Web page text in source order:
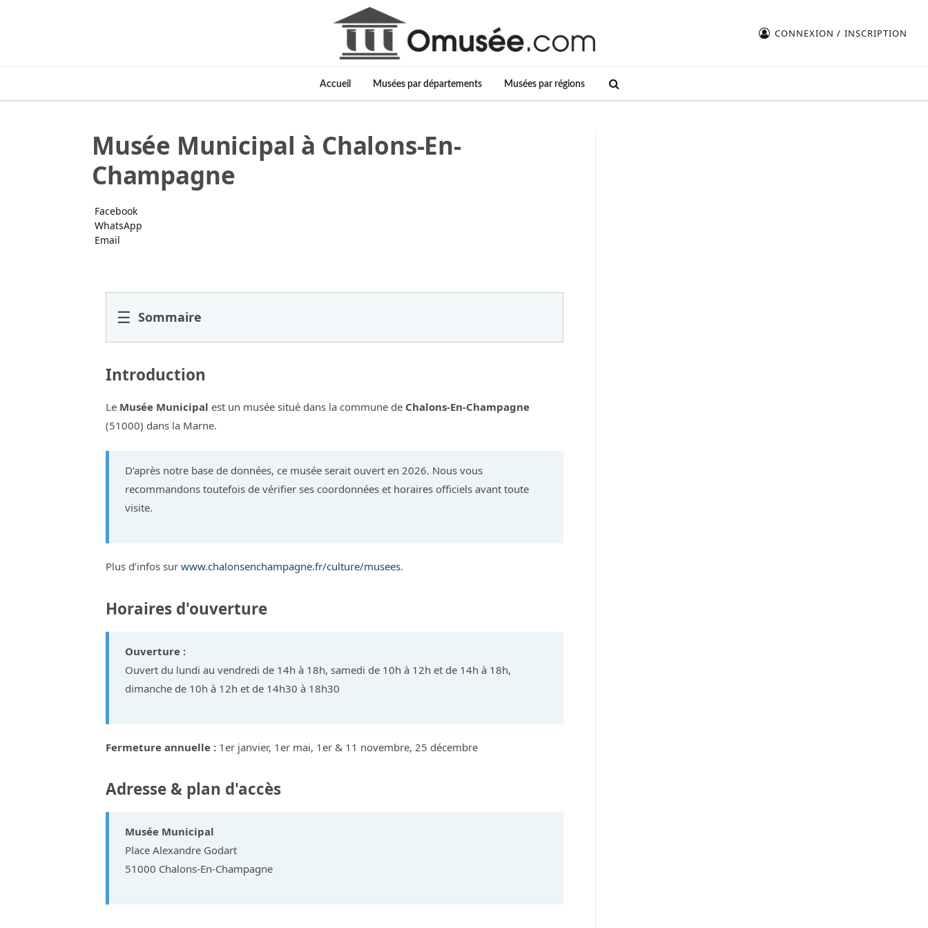
CONNEXION / INSCRIPTION
Accueil Musées par départements Musées par régions
Musée Municipal à Chalons-En-
Champagne
Facebook
WhatsApp
Email
☰ Sommaire
Introduction
Le Musée Municipal est un musée situé dans la commune de Chalons-En-Champagne
(51000) dans la Marne.
D’après notre base de données, ce musée serait ouvert en 2026. Nous vous
recommandons toutefois de vérifier ses coordonnées et horaires officiels avant toute
visite.
Plus d’infos sur www.chalonsenchampagne.fr/culture/musees.
Horaires d'ouverture
Ouverture :
Ouvert du lundi au vendredi de 14h à 18h, samedi de 10h à 12h et de 14h à 18h,
dimanche de 10h à 12h et de 14h30 à 18h30
Fermeture annuelle : 1er janvier, 1er mai, 1er & 11 novembre, 25 décembre
Adresse & plan d'accès
Musée Municipal
Place Alexandre Godart
51000 Chalons-En-Champagne